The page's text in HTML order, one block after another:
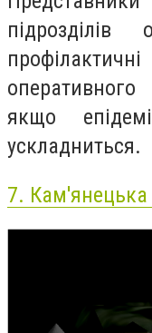
якщо
ускладниться.
7. Кам'янецька